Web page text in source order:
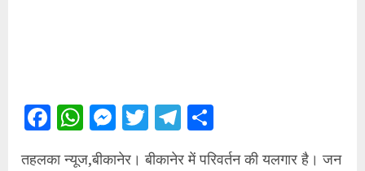
Facebook
WhatsApp
Messenger
TwitterTelegram
तहलका न्यूज,बीकानेर। बीकानेर में परिवर्तन की यलगार है। जन